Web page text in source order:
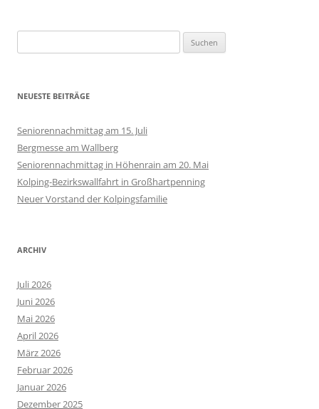
nach:
NEUESTE BEITRÄGE
Seniorennachmittag am 15. Juli
Bergmesse am Wallberg
Seniorennachmittag in Höhenrain am 20. Mai
Kolping-Bezirkswallfahrt in Großhartpenning
Neuer Vorstand der Kolpingsfamilie
ARCHIV
Juli 2026
Juni 2026
Mai 2026
April 2026
März 2026
Februar 2026
Januar 2026
Dezember 2025